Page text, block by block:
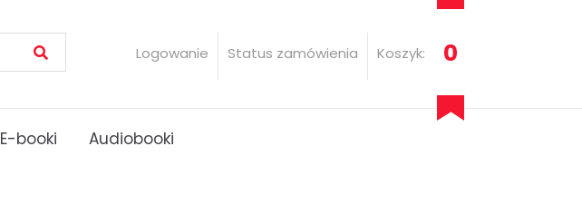
Logowanie Status zamówienia Koszyk: 0
E-booki Audiobooki